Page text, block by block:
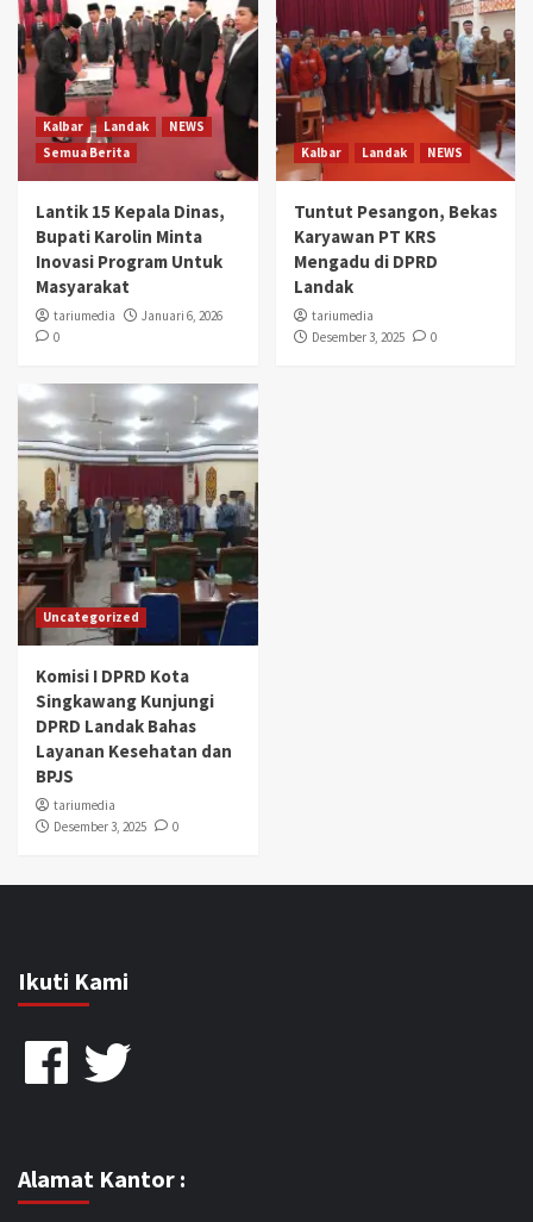
Kalbar Landak
NEWS
Semua Berita
Lantik 15 Kepala Dinas,
Bupati Karolin Minta
Inovasi Program Untuk
Masyarakat
tariumedia
Januari 6, 2026
0
Kalbar Landak NEWS
Tuntut Pesangon, Bekas
Karyawan PT KRS
Mengadu di DPRD
Landak
tariumedia
Desember 3, 2025
0
Uncategorized
Komisi I DPRD Kota
Singkawang Kunjungi
DPRD Landak Bahas
Layanan Kesehatan dan
BPJS
tariumedia
Desember 3, 2025
0
Ikuti Kami
FacebookTwitter
Alamat Kantor :